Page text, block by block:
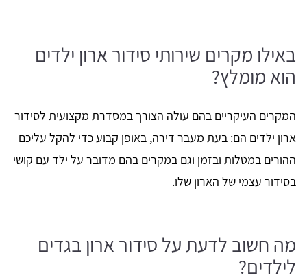
באילו מקרים שירותי סידור ארון ילדים
הוא מומלץ?
המקרים העיקריים בהם עולה הצורך במסדרת מקצועית לסידור
ארון ילדים הם: בעת מעבר דירה, באופן קבוע כדי להקל עליכם
ההורים במטלות ובזמן וגם במקרים בהם מדובר על ילד עם קושי
בסידור עצמי של הארון שלו.
מה חשוב לדעת על סידור ארון בגדים
לילדים?